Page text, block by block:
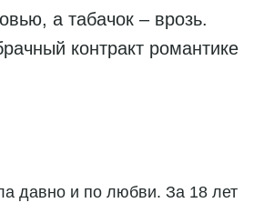
а табачок – врозь.
контракт романтике
давно и по любви. За 18 лет